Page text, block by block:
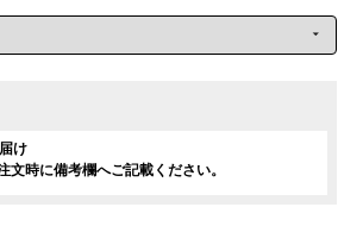
け
文時に備考欄へご記載ください。